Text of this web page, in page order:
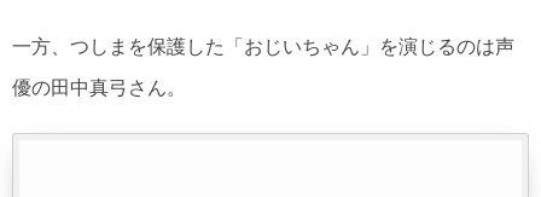
一方、つしまを保護した「おじいちゃん」を演じるのは声
優の田中真弓さん。